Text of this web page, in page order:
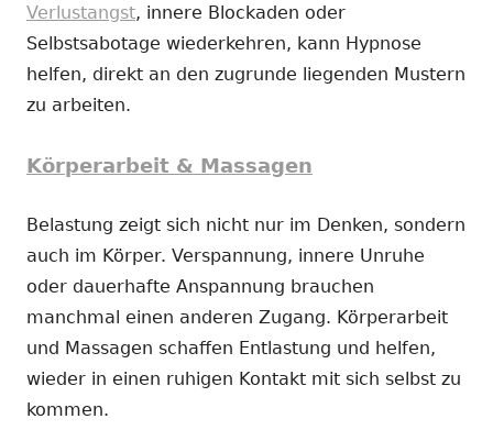
Verlustangst, innere Blockaden oder
Selbstsabotage wiederkehren, kann Hypnose
helfen, direkt an den zugrunde liegenden Mustern
zu arbeiten.
Körperarbeit & Massagen
Belastung zeigt sich nicht nur im Denken, sondern
auch im Körper. Verspannung, innere Unruhe
oder dauerhafte Anspannung brauchen
manchmal einen anderen Zugang. Körperarbeit
und Massagen schaffen Entlastung und helfen,
wieder in einen ruhigen Kontakt mit sich selbst zu
kommen.